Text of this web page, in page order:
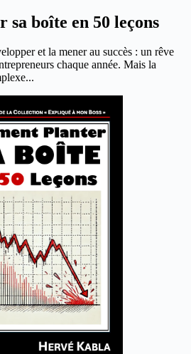
sa boîte en 50 leçons
et la mener au succès : un rêve
chaque année. Mais la